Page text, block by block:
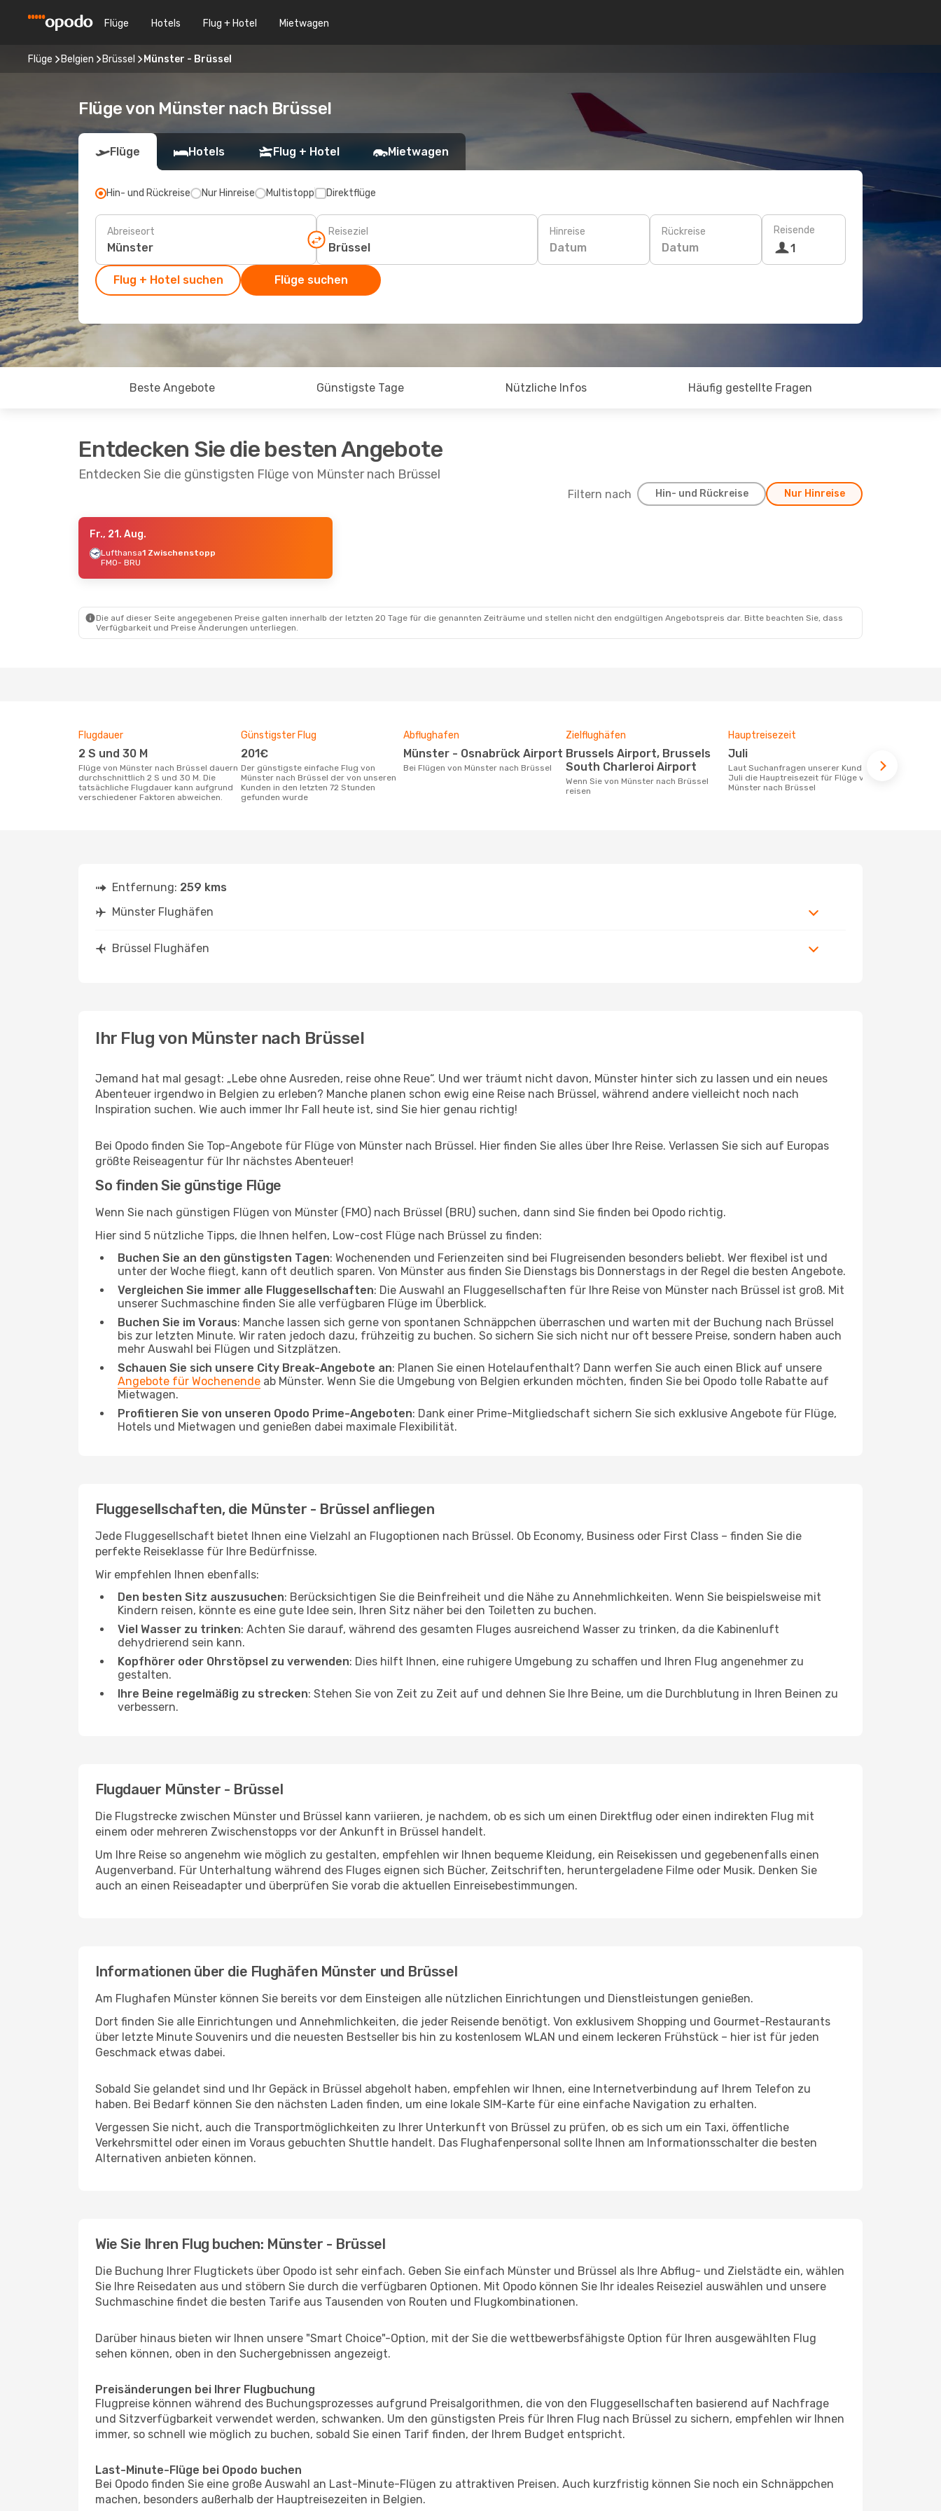
Flüge Hotels Flug + Hotel Mietwagen
Flüge Belgien Brüssel Münster - Brüssel
Flüge von Münster nach Brüssel
Flüge Hotels Flug + Hotel Mietwagen
Hin- und Rückreise Nur Hinreise Multistopp Direktflüge
Abreiseort Reiseziel Hinreise
Datum
Rückreise
Datum
Reisende
1
Flug + Hotel suchen Flüge suchen
Beste Angebote Günstigste Tage Nützliche Infos Häufig gestellte Fragen
Entdecken Sie die besten Angebote
Entdecken Sie die günstigsten Flüge von Münster nach Brüssel
Filtern nach Hin- und Rückreise Nur Hinreise
- Mo., 14. Sept.
1 Zwischenstopp
- Di., 1. Sept.
Fr., 21. Aug.
Lufthansa1 Zwischenstopp
FMO- BRU
Die auf dieser Seite angegebenen Preise galten innerhalb der letzten 20 Tage für die genannten Zeiträume und stellen nicht den endgültigen Angebotspreis dar. Bitte beachten Sie, dass
Verfügbarkeit und Preise Änderungen unterliegen.
Flugdauer
2 S und 30 M
Flüge von Münster nach Brüssel dauern
durchschnittlich 2 S und 30 M. Die
tatsächliche Flugdauer kann aufgrund
verschiedener Faktoren abweichen.
Günstigster Flug
201€
Der günstigste einfache Flug von
Münster nach Brüssel der von unseren
Kunden in den letzten 72 Stunden
gefunden wurde
Abflughafen
Münster - Osnabrück Airport
Bei Flügen von Münster nach Brüssel
Zielflughäfen
Brussels Airport, Brussels
South Charleroi Airport
Wenn Sie von Münster nach Brüssel
reisen
Hauptreisezeit
Juli
Laut Suchanfragen unserer Kunden ist
Juli die Hauptreisezeit für Flüge von
Münster nach Brüssel
Entfernung: 259 kms
Münster Flughäfen
Brüssel Flughäfen
Ihr Flug von Münster nach Brüssel
Jemand hat mal gesagt: „Lebe ohne Ausreden, reise ohne Reue“. Und wer träumt nicht davon, Münster hinter sich zu lassen und ein neues
Abenteuer irgendwo in Belgien zu erleben? Manche planen schon ewig eine Reise nach Brüssel, während andere vielleicht noch nach
Inspiration suchen. Wie auch immer Ihr Fall heute ist, sind Sie hier genau richtig!
Bei Opodo finden Sie Top-Angebote für Flüge von Münster nach Brüssel. Hier finden Sie alles über Ihre Reise. Verlassen Sie sich auf Europas
größte Reiseagentur für Ihr nächstes Abenteuer!
So finden Sie günstige Flüge
Wenn Sie nach günstigen Flügen von Münster (FMO) nach Brüssel (BRU) suchen, dann sind Sie finden bei Opodo richtig.
Hier sind 5 nützliche Tipps, die Ihnen helfen, Low-cost Flüge nach Brüssel zu finden:
Buchen Sie an den günstigsten Tagen: Wochenenden und Ferienzeiten sind bei Flugreisenden besonders beliebt. Wer flexibel ist und
unter der Woche fliegt, kann oft deutlich sparen. Von Münster aus finden Sie Dienstags bis Donnerstags in der Regel die besten Angebote.
Vergleichen Sie immer alle Fluggesellschaften: Die Auswahl an Fluggesellschaften für Ihre Reise von Münster nach Brüssel ist groß. Mit
unserer Suchmaschine finden Sie alle verfügbaren Flüge im Überblick.
Buchen Sie im Voraus: Manche lassen sich gerne von spontanen Schnäppchen überraschen und warten mit der Buchung nach Brüssel
bis zur letzten Minute. Wir raten jedoch dazu, frühzeitig zu buchen. So sichern Sie sich nicht nur oft bessere Preise, sondern haben auch
mehr Auswahl bei Flügen und Sitzplätzen.
Schauen Sie sich unsere City Break-Angebote an: Planen Sie einen Hotelaufenthalt? Dann werfen Sie auch einen Blick auf unsere
Angebote für Wochenende ab Münster. Wenn Sie die Umgebung von Belgien erkunden möchten, finden Sie bei Opodo tolle Rabatte auf
Mietwagen.
Profitieren Sie von unseren Opodo Prime-Angeboten: Dank einer Prime-Mitgliedschaft sichern Sie sich exklusive Angebote für Flüge,
Hotels und Mietwagen und genießen dabei maximale Flexibilität.
Fluggesellschaften, die Münster - Brüssel anfliegen
Jede Fluggesellschaft bietet Ihnen eine Vielzahl an Flugoptionen nach Brüssel. Ob Economy, Business oder First Class – finden Sie die
perfekte Reiseklasse für Ihre Bedürfnisse.
Wir empfehlen Ihnen ebenfalls:
Den besten Sitz auszusuchen: Berücksichtigen Sie die Beinfreiheit und die Nähe zu Annehmlichkeiten. Wenn Sie beispielsweise mit
Kindern reisen, könnte es eine gute Idee sein, Ihren Sitz näher bei den Toiletten zu buchen.
Viel Wasser zu trinken: Achten Sie darauf, während des gesamten Fluges ausreichend Wasser zu trinken, da die Kabinenluft
dehydrierend sein kann.
Kopfhörer oder Ohrstöpsel zu verwenden: Dies hilft Ihnen, eine ruhigere Umgebung zu schaffen und Ihren Flug angenehmer zu
gestalten.
Ihre Beine regelmäßig zu strecken: Stehen Sie von Zeit zu Zeit auf und dehnen Sie Ihre Beine, um die Durchblutung in Ihren Beinen zu
verbessern.
Flugdauer Münster - Brüssel
Die Flugstrecke zwischen Münster und Brüssel kann variieren, je nachdem, ob es sich um einen Direktflug oder einen indirekten Flug mit
einem oder mehreren Zwischenstopps vor der Ankunft in Brüssel handelt.
Um Ihre Reise so angenehm wie möglich zu gestalten, empfehlen wir Ihnen bequeme Kleidung, ein Reisekissen und gegebenenfalls einen
Augenverband. Für Unterhaltung während des Fluges eignen sich Bücher, Zeitschriften, heruntergeladene Filme oder Musik. Denken Sie
auch an einen Reiseadapter und überprüfen Sie vorab die aktuellen Einreisebestimmungen.
Informationen über die Flughäfen Münster und Brüssel
Am Flughafen Münster können Sie bereits vor dem Einsteigen alle nützlichen Einrichtungen und Dienstleistungen genießen.
Dort finden Sie alle Einrichtungen und Annehmlichkeiten, die jeder Reisende benötigt. Von exklusivem Shopping und Gourmet-Restaurants
über letzte Minute Souvenirs und die neuesten Bestseller bis hin zu kostenlosem WLAN und einem leckeren Frühstück – hier ist für jeden
Geschmack etwas dabei.
Sobald Sie gelandet sind und Ihr Gepäck in Brüssel abgeholt haben, empfehlen wir Ihnen, eine Internetverbindung auf Ihrem Telefon zu
haben. Bei Bedarf können Sie den nächsten Laden finden, um eine lokale SIM-Karte für eine einfache Navigation zu erhalten.
Vergessen Sie nicht, auch die Transportmöglichkeiten zu Ihrer Unterkunft von Brüssel zu prüfen, ob es sich um ein Taxi, öffentliche
Verkehrsmittel oder einen im Voraus gebuchten Shuttle handelt. Das Flughafenpersonal sollte Ihnen am Informationsschalter die besten
Alternativen anbieten können.
Wie Sie Ihren Flug buchen: Münster - Brüssel
Die Buchung Ihrer Flugtickets über Opodo ist sehr einfach. Geben Sie einfach Münster und Brüssel als Ihre Abflug- und Zielstädte ein, wählen
Sie Ihre Reisedaten aus und stöbern Sie durch die verfügbaren Optionen. Mit Opodo können Sie Ihr ideales Reiseziel auswählen und unsere
Suchmaschine findet die besten Tarife aus Tausenden von Routen und Flugkombinationen.
Darüber hinaus bieten wir Ihnen unsere "Smart Choice"-Option, mit der Sie die wettbewerbsfähigste Option für Ihren ausgewählten Flug
sehen können, oben in den Suchergebnissen angezeigt.
Preisänderungen bei Ihrer Flugbuchung
Flugpreise können während des Buchungsprozesses aufgrund Preisalgorithmen, die von den Fluggesellschaften basierend auf Nachfrage
und Sitzverfügbarkeit verwendet werden, schwanken. Um den günstigsten Preis für Ihren Flug nach Brüssel zu sichern, empfehlen wir Ihnen
immer, so schnell wie möglich zu buchen, sobald Sie einen Tarif finden, der Ihrem Budget entspricht.
Last-Minute-Flüge bei Opodo buchen
Bei Opodo finden Sie eine große Auswahl an Last-Minute-Flügen zu attraktiven Preisen. Auch kurzfristig können Sie noch ein Schnäppchen
machen, besonders außerhalb der Hauptreisezeiten in Belgien.